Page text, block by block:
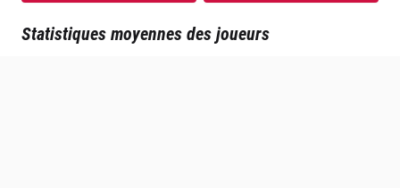
Statistiques moyennes des joueurs